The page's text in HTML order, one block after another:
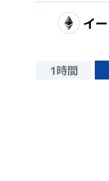
イ
1時間